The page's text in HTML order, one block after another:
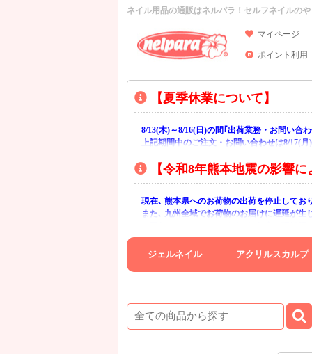
ネイル用品の通販はネルパラ！セルフネイルの
マイページ
ポイント利用
【夏季休業について】
8/13(木)～8/16(日)の間｢出荷業務・お問い合
上記期間中のご注文・お問い合わせは8/17(
【令和8年熊本地震の影響に
現在､ 熊本県へのお荷物の出荷を停止してお
また､ 九州全域でお荷物のお届けに遅延が生
ご不便をおかけいたしますが､ 何卒ご理解賜
ジェルネイル アクリルスカルプ